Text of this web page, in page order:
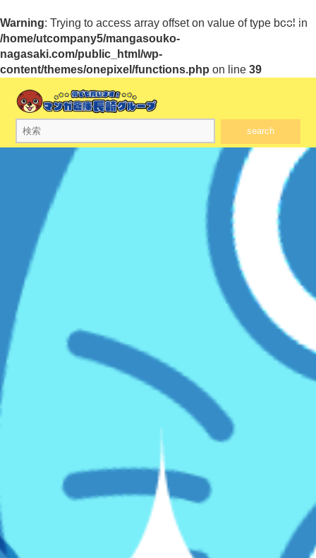
Warning: Trying to access array offset on value of type bool in
/home/utcompany5/mangasouko-
nagasaki.com/public_html/wp-
content/themes/onepixel/functions.php on line 39
search